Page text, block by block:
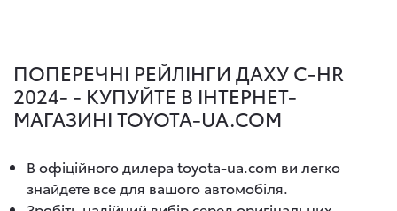
ПОПЕРЕЧНІ РЕЙЛІНГИ ДАХУ C-HR
2024- - КУПУЙТЕ В ІНТЕРНЕТ-
МАГАЗИНІ TOYOTA-UA.COM
В офіційного дилера toyota-ua.com ви легко
знайдете все для вашого автомобіля.